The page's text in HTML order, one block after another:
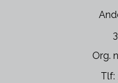
Org.
Tlf: